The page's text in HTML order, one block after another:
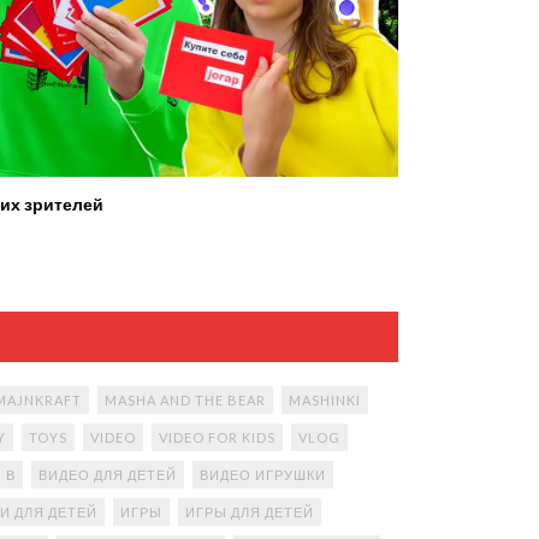
зрителей
MASHA AND THE BEAR MASHINKI
TOYS VIDEO VIDEO FOR KIDS VLOG
В ВИДЕО ДЛЯ ДЕТЕЙ ВИДЕО ИГРУШКИ
ДЛЯ ДЕТЕЙ ИГРЫ ИГРЫ ДЛЯ ДЕТЕЙ